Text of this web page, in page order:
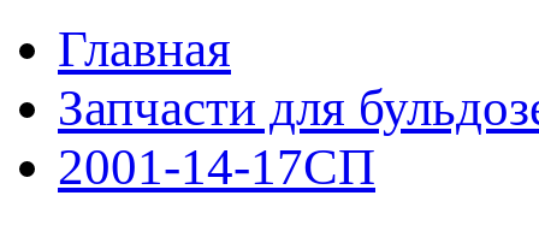
Главная
Запчасти для
2001-14-17СП